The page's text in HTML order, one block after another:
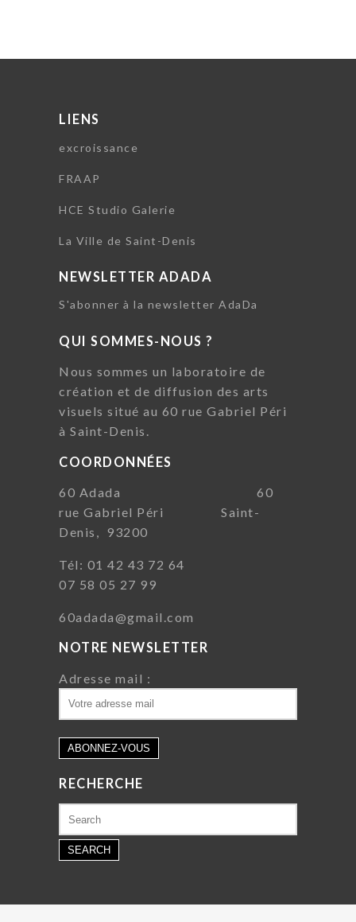
LIENS
excroissance
FRAAP
HCE Studio Galerie
La Ville de Saint-Denis
NEWSLETTER ADADA
S'abonner à la newsletter AdaDa
QUI SOMMES-NOUS ?
Nous sommes un laboratoire de
création et de diffusion des arts
visuels situé au 60 rue Gabriel Péri
à Saint-Denis.
COORDONNÉES
60 Adada 60
rue Gabriel Péri Saint-
Denis, 93200
Tél: 01 42 43 72 64
07 58 05 27 99
60adada@gmail.com
NOTRE NEWSLETTER
Adresse mail :
RECHERCHE
for: